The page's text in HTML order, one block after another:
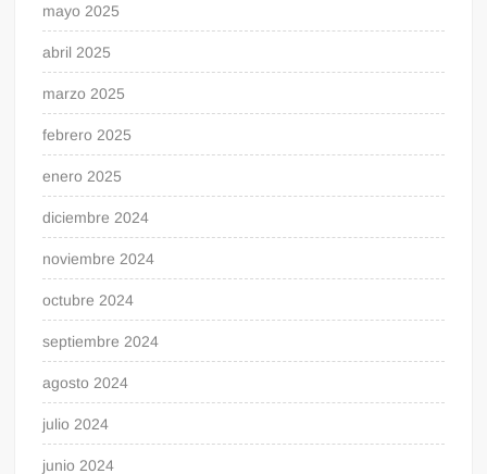
mayo 2025
abril 2025
marzo 2025
febrero 2025
enero 2025
diciembre 2024
noviembre 2024
octubre 2024
septiembre 2024
agosto 2024
julio 2024
junio 2024